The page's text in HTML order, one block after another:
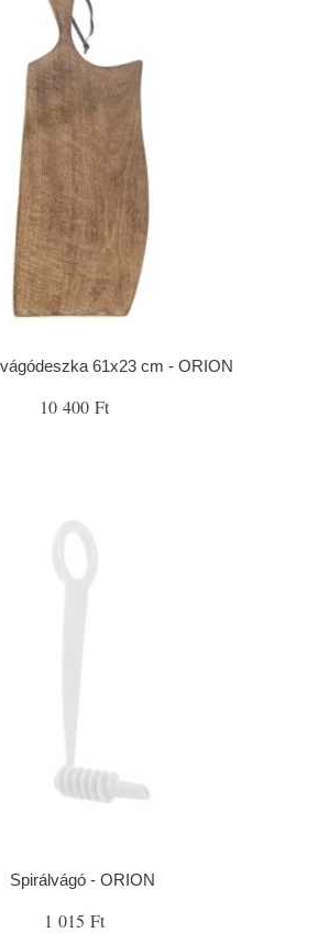
61x23 cm - ORION
10 400 Ft
Spirálvágó - ORION
1 015 Ft